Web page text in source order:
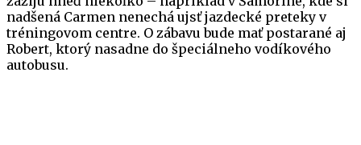
nadšená Carmen nenechá ujsť jazdecké preteky v
tréningovom centre. O zábavu bude mať postarané aj
Robert, ktorý nasadne do špeciálneho vodíkového
autobusu.